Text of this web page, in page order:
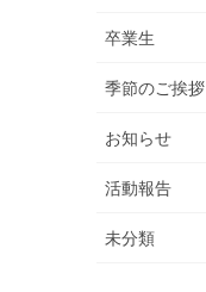
卒業生
季節のご挨拶
お知らせ
活動報告
未分類